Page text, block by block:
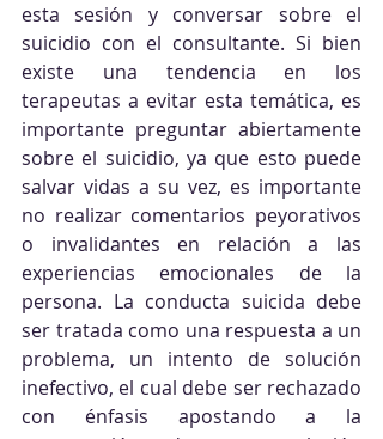
esta sesión y conversar sobre el
suicidio con el consultante. Si bien
existe una tendencia en los
terapeutas a evitar esta temática, es
importante preguntar abiertamente
sobre el suicidio, ya que esto puede
salvar vidas a su vez, es importante
no realizar comentarios peyorativos
o invalidantes en relación a las
experiencias emocionales de la
persona. La conducta suicida debe
ser tratada como una respuesta a un
problema, un intento de solución
inefectivo, el cual debe ser rechazado
con énfasis apostando a la